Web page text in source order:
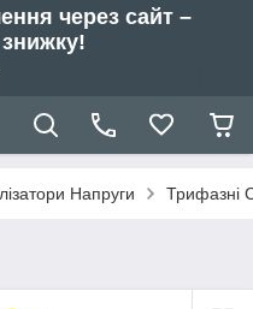
через сайт –
Напруги Трифазні